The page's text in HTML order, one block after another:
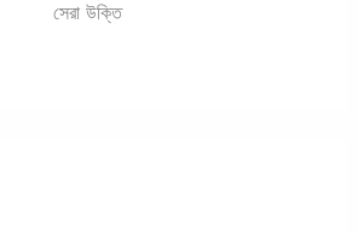
সেরা উক্তি